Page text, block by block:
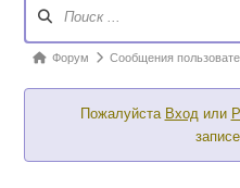
Форума
ФорумФорум Сообщения
Пожалуйста Входили